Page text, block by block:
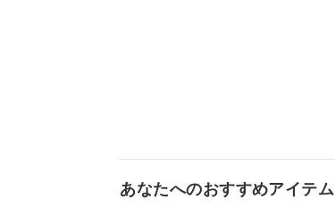
あなたへのおすすめアイテム